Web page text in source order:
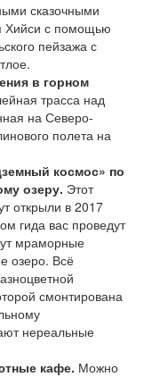
сказочными
Хийси с помощью
пейзажа с
в горном
трасса над
на Северо-
полета на
космос» по
озеру. Этот
открыли в 2017
гида вас проведут
мраморные
озеро. Всё
смонтирована
нереальные
кафе. Можно